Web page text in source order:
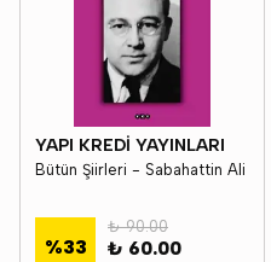
YAPI KREDİ YAYINLARI
Bütün Şiirleri - Sabahattin Ali
%33
₺ 90.00
₺ 60.00